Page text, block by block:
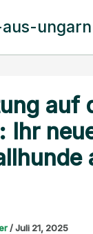
ungarn
auf
Ihr
/Juli 21, 2025